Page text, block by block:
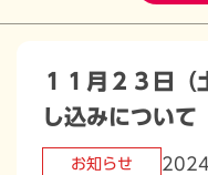
１１月２３日（
し込みについて
お知らせ